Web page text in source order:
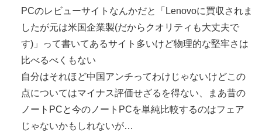
PCのレビューサイトなんかだと「Lenovoに買収されま
したが元は米国企業製(だからクオリティも大丈夫で
す)」って書いてあるサイト多いけど物理的な堅牢さは
比べるべくもない
自分はそれほど中国アンチってわけじゃないけどこの
点についてはマイナス評価せざるを得ない、まあ昔の
ノートPCと今のノートPCを単純比較するのはフェア
じゃないかもしれないが…